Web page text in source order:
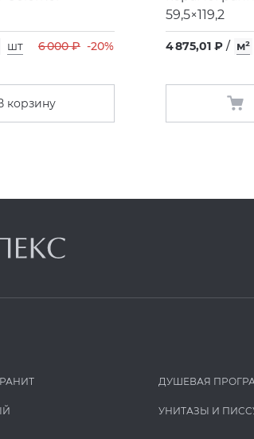
шт 6 000 ₽ -20%
корзину
59,5×119,2
4 875,01 ₽ / м²
ДУШЕВАЯ
УНИТАЗЫ И